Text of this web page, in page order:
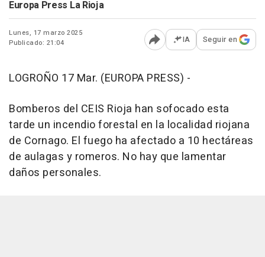
Europa Press La Rioja
Lunes, 17 marzo 2025
Publicado: 21:04
Abrir opciones para
IA Seguir en
LOGROÑO 17 Mar. (EUROPA PRESS) -
Bomberos del CEIS Rioja han sofocado esta
tarde un incendio forestal en la localidad riojana
de Cornago. El fuego ha afectado a 10 hectáreas
de aulagas y romeros. No hay que lamentar
daños personales.